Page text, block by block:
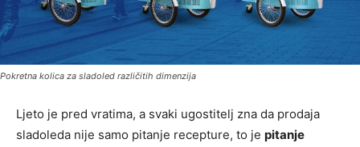
Pokretna kolica za sladoled različitih dimenzija
Ljeto je pred vratima, a svaki ugostitelj zna da prodaja
sladoleda nije samo pitanje recepture, to je pitanje